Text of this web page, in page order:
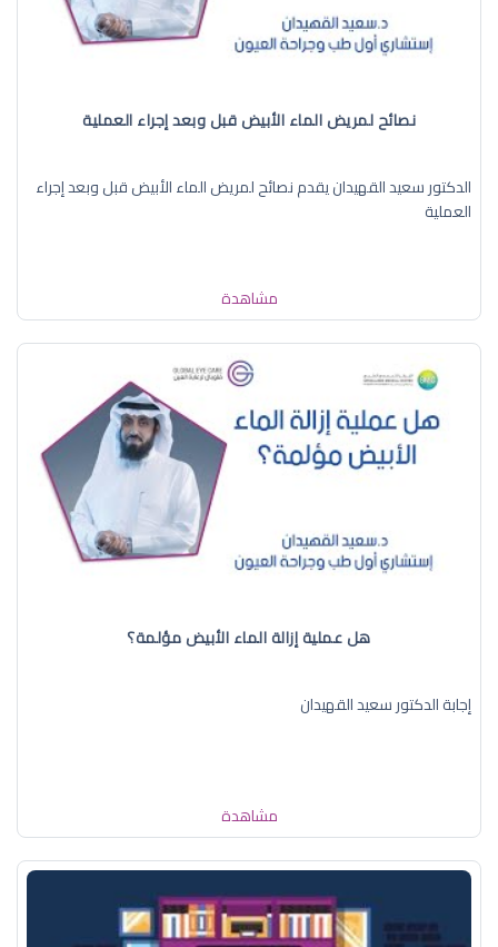
نصائح لمريض الماء الأبيض قبل وبعد إجراء العملية
الدكتور سعيد القهيدان يقدم نصائح لمريض الماء الأبيض قبل وبعد إجراء
العملية
مشاهدة
هل عملية إزالة الماء الأبيض مؤلمة؟
إجابة الدكتور سعيد القهيدان
مشاهدة